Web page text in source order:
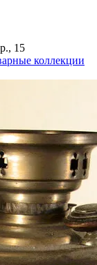
15
коллекции